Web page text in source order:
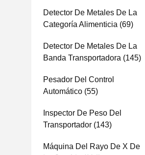
Detector De Metales De La
Categoría Alimenticia (69)
Detector De Metales De La
Banda Transportadora (145)
Pesador Del Control
Automático (55)
Inspector De Peso Del
Transportador (143)
Máquina Del Rayo De X De